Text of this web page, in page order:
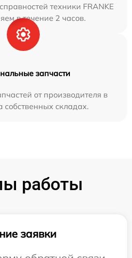
техники FRANKE
в течение 2 часов.
запчасти
от производителя в
собственных складах.
работы
заявки